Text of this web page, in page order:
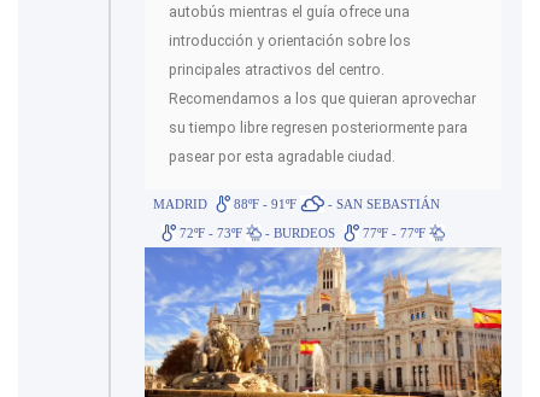
autobús mientras el guía ofrece una
introducción y orientación sobre los
principales atractivos del centro.
Recomendamos a los que quieran aprovechar
su tiempo libre regresen posteriormente para
pasear por esta agradable ciudad.
MADRID 88ºF - 91ºF
- SAN SEBASTIÁN
72ºF - 73ºF
- BURDEOS 77ºF - 77ºF